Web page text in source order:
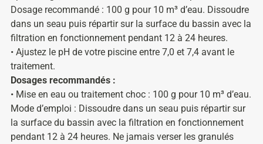
Dosage recommandé : 100 g pour 10 m³ d’eau. Dissoudre
dans un seau puis répartir sur la surface du bassin avec la
filtration en fonctionnement pendant 12 à 24 heures.
• Ajustez le pH de votre piscine entre 7,0 et 7,4 avant le
traitement.
Dosages recommandés :
• Mise en eau ou traitement choc : 100 g pour 10 m³ d’eau.
Mode d’emploi : Dissoudre dans un seau puis répartir sur
la surface du bassin avec la filtration en fonctionnement
pendant 12 à 24 heures. Ne jamais verser les granulés